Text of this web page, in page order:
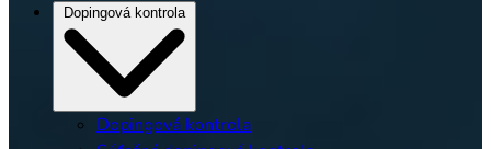
Dopingová kontrola
Dopingová kontrola